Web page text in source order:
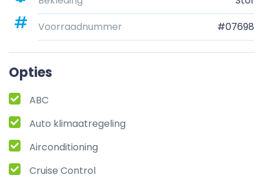
Voorraadnummer
#07698
Opties
ABC
Auto klimaatregeling
Airconditioning
Cruise Control